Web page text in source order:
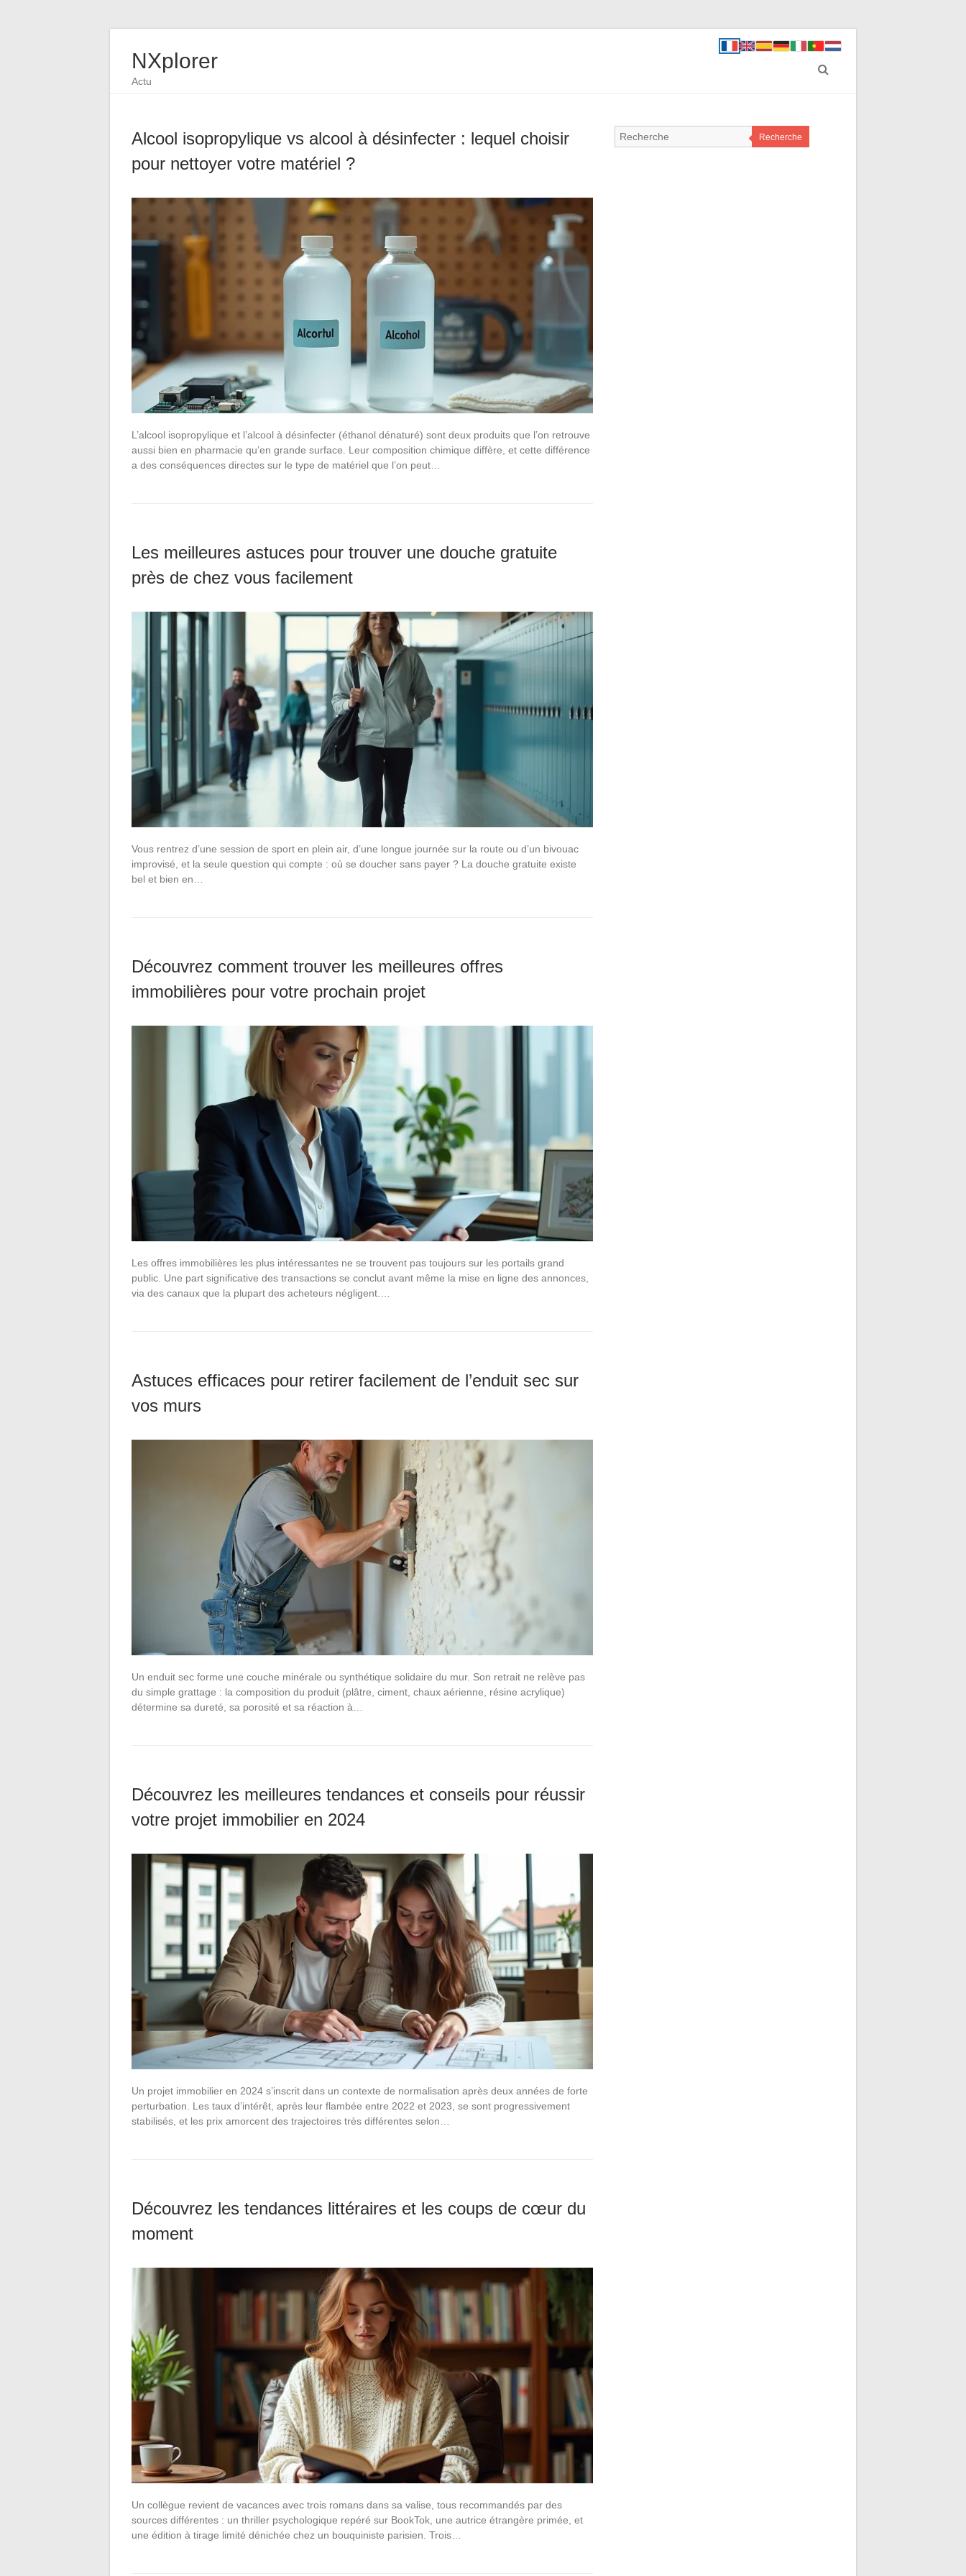
NXplorer
Actu
Alcool isopropylique vs alcool à désinfecter : lequel choisir
pour nettoyer votre matériel ?
L’alcool isopropylique et l’alcool à désinfecter (éthanol dénaturé) sont deux produits que l’on retrouve
aussi bien en pharmacie qu’en grande surface. Leur composition chimique diffère, et cette différence
a des conséquences directes sur le type de matériel que l’on peut…
Les meilleures astuces pour trouver une douche gratuite
près de chez vous facilement
Vous rentrez d’une session de sport en plein air, d’une longue journée sur la route ou d’un bivouac
improvisé, et la seule question qui compte : où se doucher sans payer ? La douche gratuite existe
bel et bien en…
Découvrez comment trouver les meilleures offres
immobilières pour votre prochain projet
Les offres immobilières les plus intéressantes ne se trouvent pas toujours sur les portails grand
public. Une part significative des transactions se conclut avant même la mise en ligne des annonces,
via des canaux que la plupart des acheteurs négligent.…
Astuces efficaces pour retirer facilement de l’enduit sec sur
vos murs
Un enduit sec forme une couche minérale ou synthétique solidaire du mur. Son retrait ne relève pas
du simple grattage : la composition du produit (plâtre, ciment, chaux aérienne, résine acrylique)
détermine sa dureté, sa porosité et sa réaction à…
Découvrez les meilleures tendances et conseils pour réussir
votre projet immobilier en 2024
Un projet immobilier en 2024 s’inscrit dans un contexte de normalisation après deux années de forte
perturbation. Les taux d’intérêt, après leur flambée entre 2022 et 2023, se sont progressivement
stabilisés, et les prix amorcent des trajectoires très différentes selon…
Découvrez les tendances littéraires et les coups de cœur du
moment
Un collègue revient de vacances avec trois romans dans sa valise, tous recommandés par des
sources différentes : un thriller psychologique repéré sur BookTok, une autrice étrangère primée, et
une édition à tirage limité dénichée chez un bouquiniste parisien. Trois…
Recherche